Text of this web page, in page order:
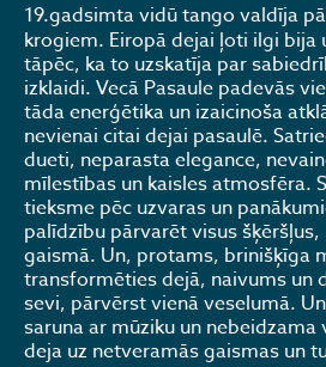
19.gadsimta vidū tango valdīja
krogiem. Eiropā dejai ļoti ilgi bija
tāpēc, ka to uzskatīja par
izklaidi. Vecā Pasaule padevās
tāda enerģētika un izaicinoša
nevienai citai dejai pasaulē.
dueti, neparasta elegance,
mīlestības un kaisles atmosfēra.
tieksme pēc uzvaras un
palīdzību pārvarēt visus šķēršļus,
gaismā. Un, protams, brinišķīga
transformēties dejā, naivums un
sevi, pārvērst vienā veselumā.
saruna ar mūziku un
deja uz netveramās gaismas un